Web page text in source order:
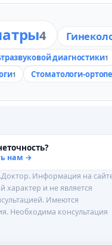
4
диагностики1
1 Стоматологи-
нам →
Информация на
характер и не является
Имеются
Необходима консультация